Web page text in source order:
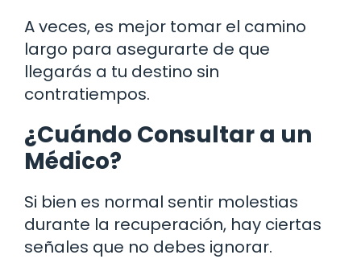
A veces, es mejor tomar el camino
largo para asegurarte de que
llegarás a tu destino sin
contratiempos.
¿Cuándo Consultar a un
Médico?
Si bien es normal sentir molestias
durante la recuperación, hay ciertas
señales que no debes ignorar.